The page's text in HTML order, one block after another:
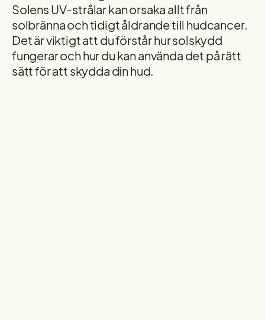
Solens UV-strålar kan orsaka allt från
solbränna och tidigt åldrande till hudcancer.
Det är viktigt att du förstår hur solskydd
fungerar och hur du kan använda det på rätt
sätt för att skydda din hud.